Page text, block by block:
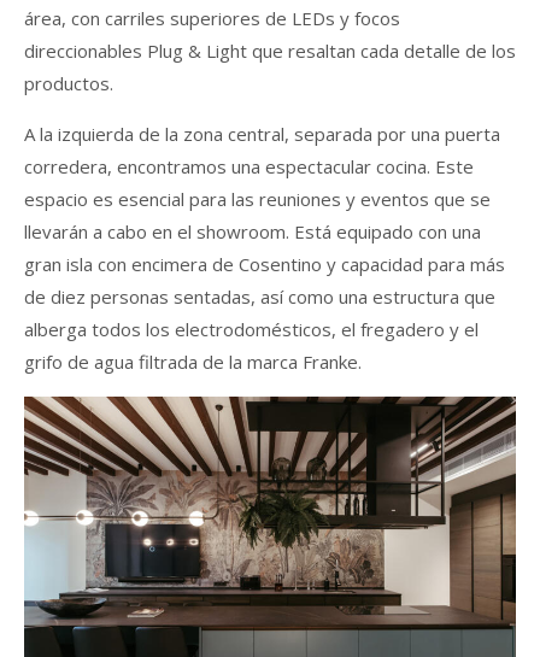
área, con carriles superiores de LEDs y focos
direccionables Plug & Light que resaltan cada detalle de los
productos.
A la izquierda de la zona central, separada por una puerta
corredera, encontramos una espectacular cocina. Este
espacio es esencial para las reuniones y eventos que se
llevarán a cabo en el showroom. Está equipado con una
gran isla con encimera de Cosentino y capacidad para más
de diez personas sentadas, así como una estructura que
alberga todos los electrodomésticos, el fregadero y el
grifo de agua filtrada de la marca Franke.